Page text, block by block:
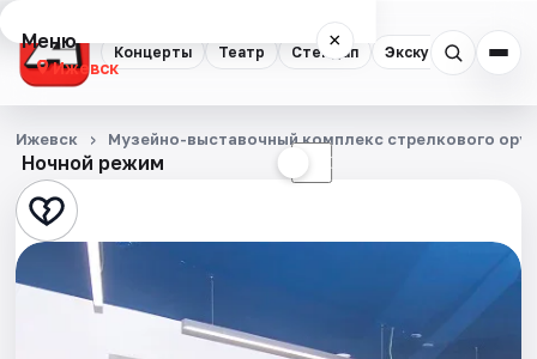
Концерты Театр Стендап Экскурсии
Меню ×
Ижевск
Концерты
Театр
Стендап
Экскурсии
Ночной режим ☾
Ижевск Музейно-выставочный комплекс стрелкового